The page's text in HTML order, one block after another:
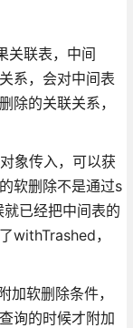
关联表，中间
系，会对中间表
除的关联关系，
象传入，可以获
软删除不是通过s
已经把中间表的
withTrashed，
软删除条件，
询的时候才附加